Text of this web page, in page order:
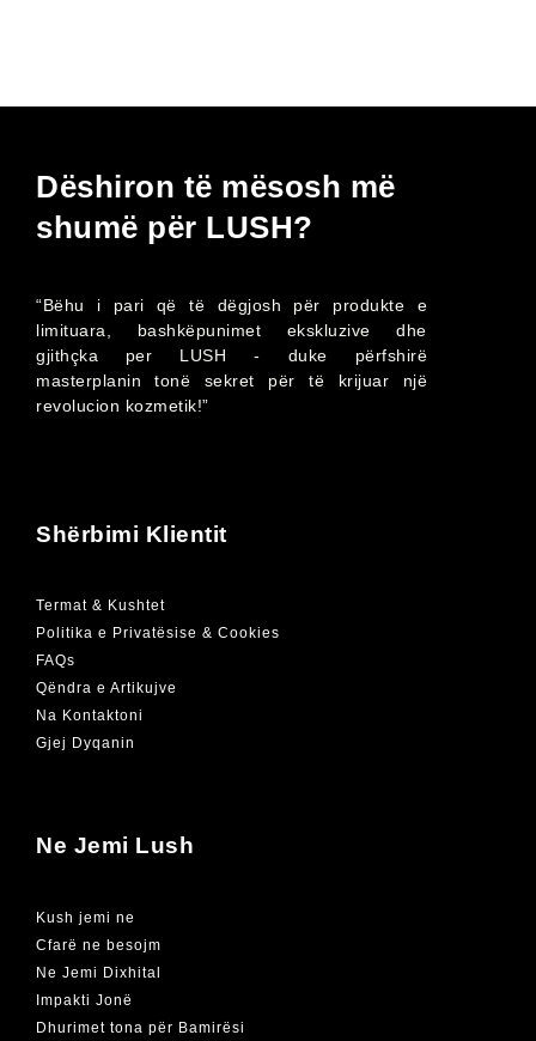
Dëshiron të mësosh më
shumë për LUSH?
“Bëhu i pari që të dëgjosh për produkte e
limituara, bashkëpunimet ekskluzive dhe
gjithçka per LUSH - duke përfshirë
masterplanin tonë sekret për të krijuar një
revolucion kozmetik!”
Shërbimi Klientit
Termat & Kushtet
Politika e Privatësise & Cookies
FAQs
Qëndra e Artikujve
Na Kontaktoni
Gjej Dyqanin
Ne Jemi Lush
Kush jemi ne
Cfarë ne besojm
Ne Jemi Dixhital
Impakti Jonë
Dhurimet tona për Bamirësi